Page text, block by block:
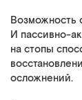
Возможность
И пассивно-
на стопы
осложнений.